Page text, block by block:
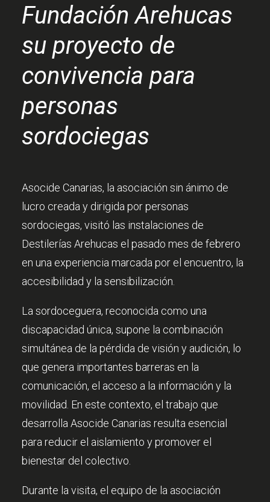
Fundación Arehucas
su proyecto de
convivencia para
personas
sordociegas
Asocide Canarias, la asociación sin ánimo de
lucro creada y dirigida por personas
sordociegas, visitó las instalaciones de
Destilerías Arehucas el pasado mes de febrero
en una experiencia marcada por el encuentro, la
accesibilidad y la sensibilización.
La sordoceguera, reconocida como una
discapacidad única, supone la combinación
simultánea de la pérdida de visión y audición, lo
que genera importantes barreras en la
comunicación, el acceso a la información y la
movilidad. En este contexto, el trabajo que
desarrolla Asocide Canarias resulta esencial
para reducir el aislamiento y promover el
bienestar del colectivo.
Durante la visita, el equipo de la asociación